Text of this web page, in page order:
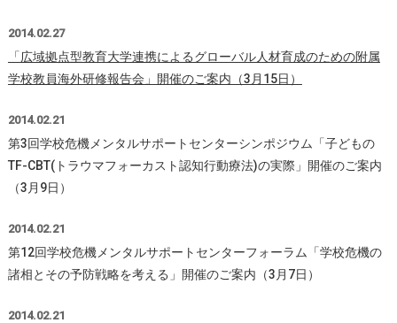
2014.02.27
「広域拠点型教育大学連携によるグローバル人材育成のための附属
学校教員海外研修報告会」開催のご案内（3月15日）
2014.02.21
第3回学校危機メンタルサポートセンターシンポジウム「子どもの
TF-CBT(トラウマフォーカスト認知行動療法)の実際」開催のご案内
（3月9日）
2014.02.21
第12回学校危機メンタルサポートセンターフォーラム「学校危機の
諸相とその予防戦略を考える」開催のご案内（3月7日）
2014.02.21